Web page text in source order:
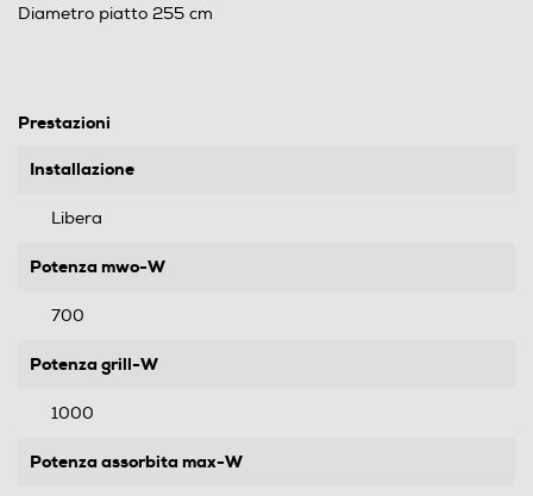
Diametro piatto 255 cm
Prestazioni
Installazione
Libera
Potenza mwo-W
700
Potenza grill-W
1000
Potenza assorbita max-W